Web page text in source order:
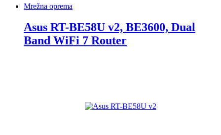
Mrežna oprema
Asus RT-BE58U v2, BE3600, Dual
Band WiFi 7 Router